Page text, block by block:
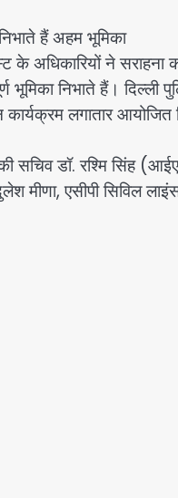
हैं अहम भूमिका
के अधिकारियों ने
भूमिका निभाते हैं।
लगातार आयोजित
सचिव डॉ. रश्मि सिंह
मीणा, एसीपी सिविल